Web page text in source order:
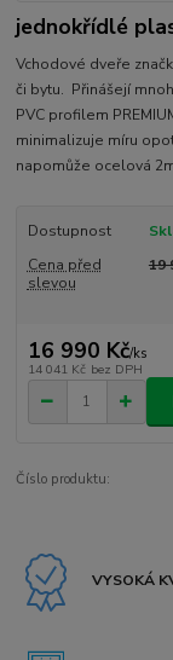
jednokřídlé
Vchodové dveře
či bytu. Přinášejí
PVC profilem
minimalizuje míru
napomůže ocelová
Dostupnost
Cena před
slevou
19
16 990 Kč/ks
14 041 Kč bez DPH
Číslo produktu:
VYSOKÁ